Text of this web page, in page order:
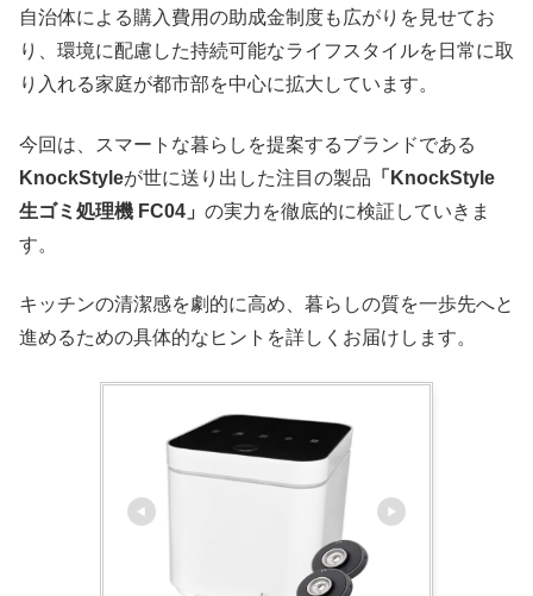
自治体による購入費用の助成金制度も広がりを見せてお
り、環境に配慮した持続可能なライフスタイルを日常に取
り入れる家庭が都市部を中心に拡大しています。
今回は、スマートな暮らしを提案するブランドである
KnockStyleが世に送り出した注目の製品 「KnockStyle
生ゴミ処理機 FC04」 の実力を徹底的に検証していきま
す。
キッチンの清潔感を劇的に高め、暮らしの質を一歩先へと
進めるための具体的なヒントを詳しくお届けします。